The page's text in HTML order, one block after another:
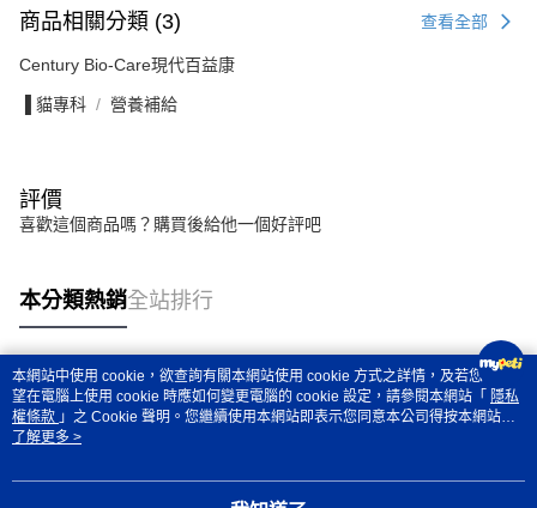
商品相關分類 (3) 查看全部
Century Bio-Care現代百益康
▐ 貓專科 營養補給
評價
喜歡這個商品嗎？購買後給他一個好評吧
本分類熱銷全站排行
熱門標籤
本網站中使用 cookie，欲查詢有關本網站使用 cookie 方式之詳情，及若您不希
望在電腦上使用 cookie 時應如何變更電腦的 cookie 設定，請參閱本網站「 隱私
權條款 」之 Cookie 聲明。您繼續使用本網站即表示您同意本公司得按本網站使
用條款之 Cookie 聲明使用 cookie。
了解更多 >